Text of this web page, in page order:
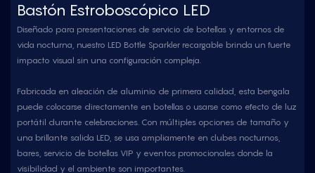
Bastón Estroboscópico LED
Diseñado para presentaciones de servicio de botellas y entornos de
vida nocturna, nuestro LED Bottle Sparkler recargable brinda un fuerte
impacto visual sin una configuración compleja.
Fabricada en aleación de aluminio de primera calidad, esta bengala
puede colocarse directamente en botellas o usarse como efecto de luz
portátil durante celebraciones. Con múltiples opciones de tamaño y
una brillante salida LED, se usa ampliamente en clubes nocturnos,
bares, servicio de botellas VIP y eventos promocionales donde la
visibilidad y el ambiente son importantes.